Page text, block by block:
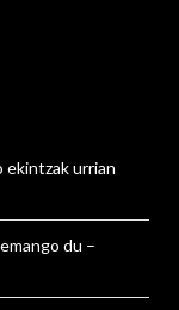
ekintzak urrian
du –